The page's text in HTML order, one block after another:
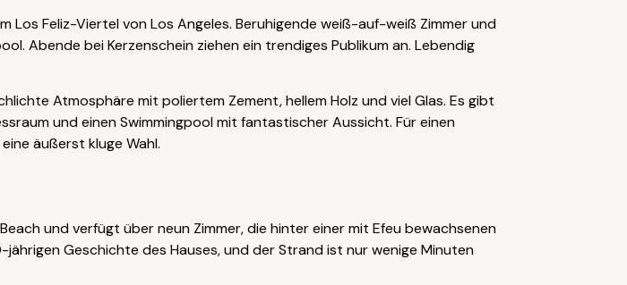
Los Feliz-Viertel von Los Angeles. Beruhigende weiß-auf-weiß Zimmer und
Abende bei Kerzenschein ziehen ein trendiges Publikum an. Lebendig
Atmosphäre mit poliertem Zement, hellem Holz und viel Glas. Es gibt
und einen Swimmingpool mit fantastischer Aussicht. Für einen
äußerst kluge Wahl.
und verfügt über neun Zimmer, die hinter einer mit Efeu bewachsenen
jährigen Geschichte des Hauses, und der Strand ist nur wenige Minuten